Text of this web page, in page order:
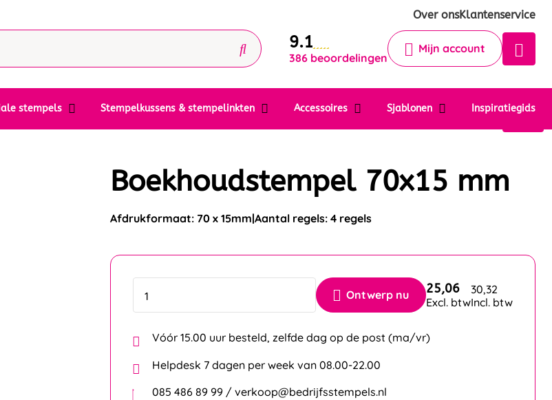
Over onsKlantenservice
9.1
386 beoordelingen
Mijn account
stempels Stempelkussens & stempelinkten Accessoires Sjablonen Inspiratiegids
Krijg een antwoord op uw vraag
Chat 24/7 met onze chatbot voor
Contact
Boekhoudstempel 70x15 mm
Afdrukformaat: 70 x 15mm Aantal regels: 4 regels
Ontwerp nu 25,06
Excl. btw
30,32
Incl. btw
Vóór 15.00 uur besteld, zelfde dag op de post (ma/vr)
Helpdesk 7 dagen per week van 08.00-22.00
085 486 89 99 / verkoop@bedrijfsstempels.nl